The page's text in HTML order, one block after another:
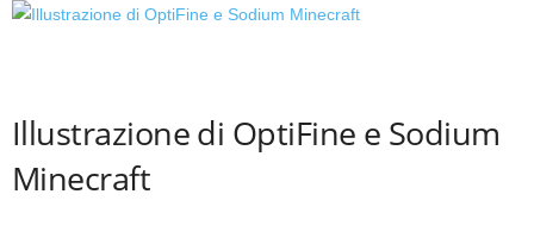
Illustrazione di OptiFine e Sodium
Minecraft